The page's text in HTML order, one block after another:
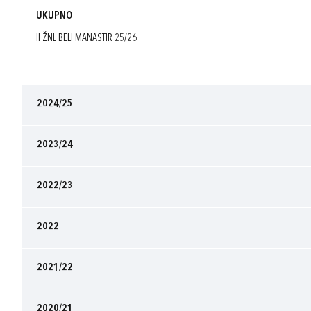
UKUPNO
II ŽNL BELI MANASTIR 25/26
2024/25
2023/24
2022/23
2022
2021/22